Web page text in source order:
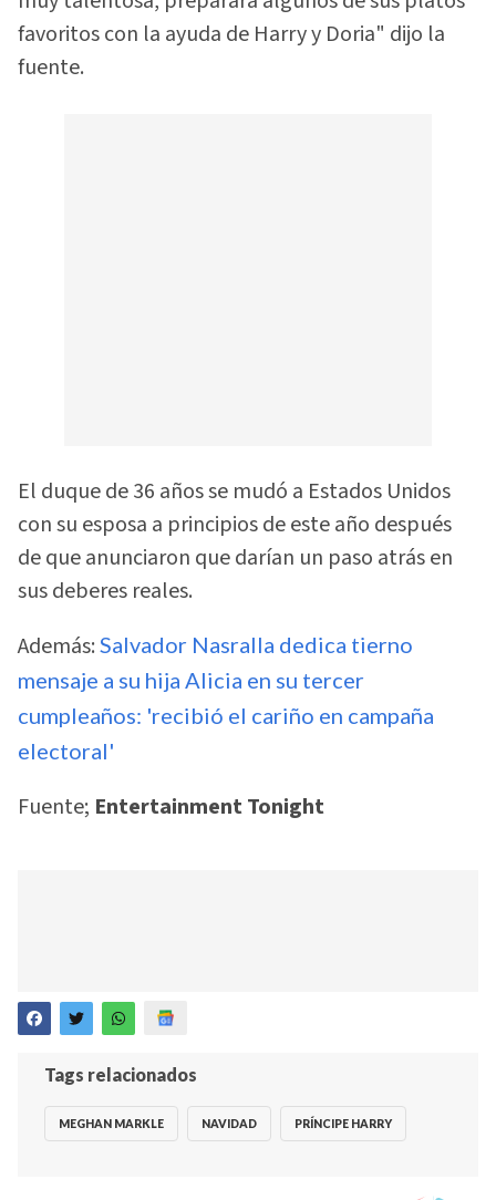
favoritos con la ayuda de Harry y Doria" dijo la
fuente.
El duque de 36 años se mudó a Estados Unidos
con su esposa a principios de este año después
de que anunciaron que darían un paso atrás en
sus deberes reales.
Además: Salvador Nasralla dedica tierno
mensaje a su hija Alicia en su tercer
cumpleaños: 'recibió el cariño en campaña
electoral'
Fuente; Entertainment Tonight
Tags relacionados
MEGHAN MARKLE NAVIDAD PRÍNCIPE HARRY